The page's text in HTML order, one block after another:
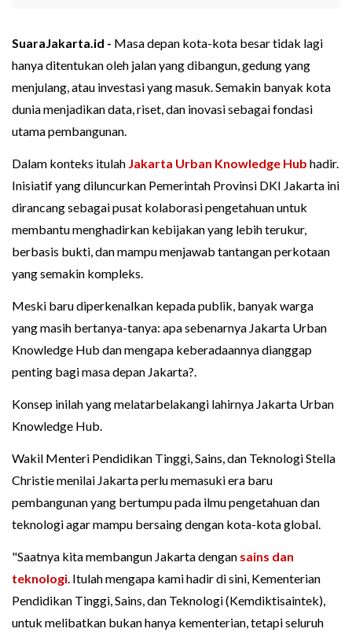
SuaraJakarta.id - Masa depan kota-kota besar tidak lagi
hanya ditentukan oleh jalan yang dibangun, gedung yang
menjulang, atau investasi yang masuk. Semakin banyak kota
dunia menjadikan data, riset, dan inovasi sebagai fondasi
utama pembangunan.
Dalam konteks itulah Jakarta Urban Knowledge Hub hadir.
Inisiatif yang diluncurkan Pemerintah Provinsi DKI Jakarta ini
dirancang sebagai pusat kolaborasi pengetahuan untuk
membantu menghadirkan kebijakan yang lebih terukur,
berbasis bukti, dan mampu menjawab tantangan perkotaan
yang semakin kompleks.
Meski baru diperkenalkan kepada publik, banyak warga
yang masih bertanya-tanya: apa sebenarnya Jakarta Urban
Knowledge Hub dan mengapa keberadaannya dianggap
penting bagi masa depan Jakarta?.
Konsep inilah yang melatarbelakangi lahirnya Jakarta Urban
Knowledge Hub.
Wakil Menteri Pendidikan Tinggi, Sains, dan Teknologi Stella
Christie menilai Jakarta perlu memasuki era baru
pembangunan yang bertumpu pada ilmu pengetahuan dan
teknologi agar mampu bersaing dengan kota-kota global.
"Saatnya kita membangun Jakarta dengan sains dan
teknologi. Itulah mengapa kami hadir di sini, Kementerian
Pendidikan Tinggi, Sains, dan Teknologi (Kemdiktisaintek),
untuk melibatkan bukan hanya kementerian, tetapi seluruh